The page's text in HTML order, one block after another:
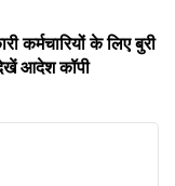
के लिए बुरी
आदेश कॉपी